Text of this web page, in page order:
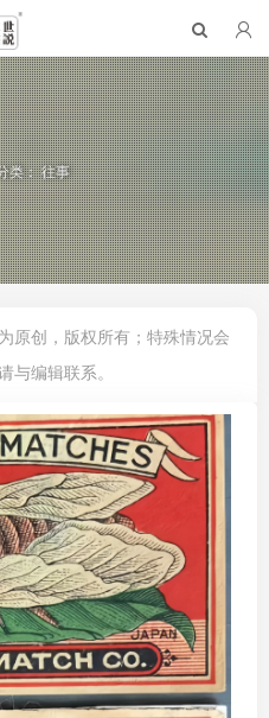
类：往事
原创，版权所有；特殊情况会
与编辑联系。